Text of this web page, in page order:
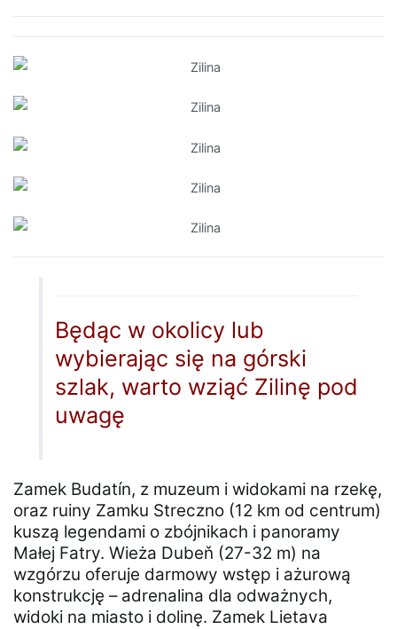
Będąc w okolicy lub
wybierając się na górski
szlak, warto wziąć Zilinę pod
uwagę
Zamek Budatín, z muzeum i widokami na rzekę,
oraz ruiny Zamku Streczno (12 km od centrum)
kuszą legendami o zbójnikach i panoramy
Małej Fatry. Wieża Dubeň (27-32 m) na
wzgórzu oferuje darmowy wstęp i ażurową
konstrukcję – adrenalina dla odważnych,
widoki na miasto i dolinę. Zamek Lietava